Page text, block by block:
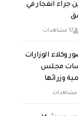
مصابين جراء انفجار في
17 مشاهدات
وكلاء الوزارات
مجلس
وزرائها